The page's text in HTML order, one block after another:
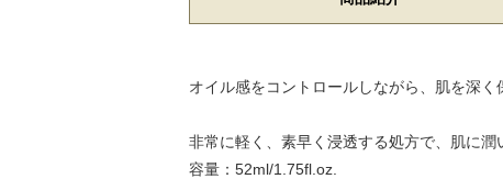
オイル感をコントロールしながら、肌を深
非常に軽く、素早く浸透する処方で、肌に潤
容量：52ml/1.75fl.oz.